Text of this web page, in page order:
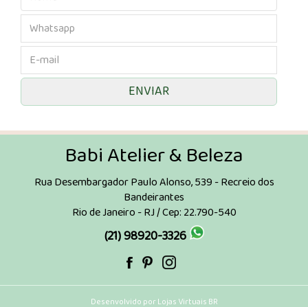
Babi Atelier & Beleza
Rua Desembargador Paulo Alonso, 539 - Recreio dos
Bandeirantes
Rio de Janeiro - RJ / Cep: 22.790-540
(21) 98920-3326
Desenvolvido por Lojas Virtuais BR